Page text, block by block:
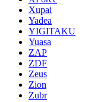
Xupai
Yadea
YIGITAKU
Yuasa
ZAP
ZDF
Zeus
Zion
Zubr